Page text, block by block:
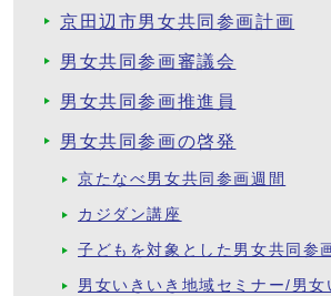
京田辺市男女共同参画計画
男女共同参画審議会
男女共同参画推進員
男女共同参画の啓発
京たなべ男女共同参画週間
カジダン講座
子どもを対象とした男女共同参
男女いきいき地域セミナー/男女